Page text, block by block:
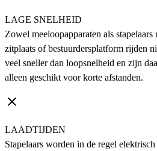
LAGE SNELHEID
Zowel meeloopapparaten als stapelaars
zitplaats of bestuurdersplatform rijden
veel sneller dan loopsnelheid en zijn
alleen geschikt voor korte afstanden.
clear
LAADTIJDEN
Stapelaars worden in de regel elektrisch